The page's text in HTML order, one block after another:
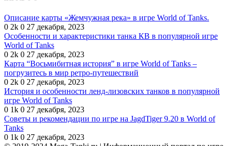
Описание карты «Жемчужная река» в игре World of Tanks.
0 2k 0 27 декабря, 2023
Особенности и характеристики танка КВ в популярной игре
World of Tanks
0 2k 0 27 декабря, 2023
Карта “Восьмибитная история” в игре World of Tanks –
погрузитесь в мир ретро-путешествий
0 2k 0 27 декабря, 2023
История и особенности ленд-лизовских танков в популярной
игре World of Tanks
0 1k 0 27 декабря, 2023
Советы и рекомендации по игре на JagdTiger 9.20 в World of
Tanks
0 1k 0 27 декабря, 2023